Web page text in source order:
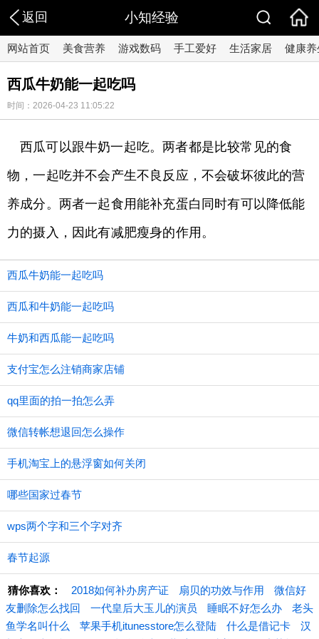
返回 小知经验
网站首页 美食营养 游戏数码 手工爱好 生活家居 健康养
西瓜牛奶能一起吃吗
时间：2026-04-23 11:05:22
西瓜可以跟牛奶一起吃。两者都是比较常见的食
物，一起吃并不会产生不良反应，不会破坏彼此的营
养成分。两者一起食用能补充蛋白同时有可以降低能
力的摄入，因此有减肥瘦身的作用。
西瓜牛奶能一起吃吗
西瓜和牛奶能一起吃吗
牛奶和西瓜能一起吃吗
支付宝怎么注销商家店铺
qq里面的拍一拍怎么弄
微信转帐想退回怎么操作
手机淘宝上的悬浮窗如何关闭
哪些国家过春节
wps两个字和三个字对齐
春节起源
猜你喜欢： 2018如何补办房产证 扇贝的功效与作用
微信好
友删除怎么找回
一代皇后大玉儿的演员 睡眠不好怎么办
老头
鱼学名叫什么
苹果手机itunesstore怎么登陆 什么是借记卡
汉